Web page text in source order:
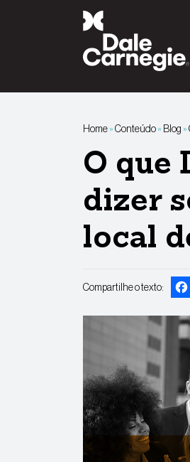
Home»Conteúdo» Blog »
O que
dizer
local
Compartilhe o texto: